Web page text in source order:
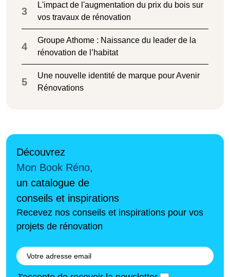
3
L'impact de l'augmentation du prix du bois sur
vos travaux de rénovation
4
Groupe Athome : Naissance du leader de la
rénovation de l’habitat
5
Une nouvelle identité de marque pour Avenir
Rénovations
Découvrez
Mon Book Réno,
un catalogue de
conseils et inspirations
Recevez nos conseils et inspirations pour vos
projets de rénovation